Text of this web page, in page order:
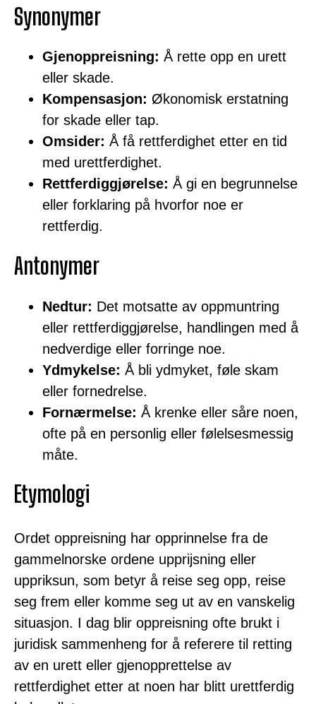
Synonymer
Gjenoppreisning: Å rette opp en urett
eller skade.
Kompensasjon: Økonomisk erstatning
for skade eller tap.
Omsider: Å få rettferdighet etter en tid
med urettferdighet.
Rettferdiggjørelse: Å gi en begrunnelse
eller forklaring på hvorfor noe er
rettferdig.
Antonymer
Nedtur: Det motsatte av oppmuntring
eller rettferdiggjørelse, handlingen med å
nedverdige eller forringe noe.
Ydmykelse: Å bli ydmyket, føle skam
eller fornedrelse.
Fornærmelse: Å krenke eller såre noen,
ofte på en personlig eller følelsesmessig
måte.
Etymologi
Ordet oppreisning har opprinnelse fra de
gammelnorske ordene upprijsning eller
uppriksun, som betyr å reise seg opp, reise
seg frem eller komme seg ut av en vanskelig
situasjon. I dag blir oppreisning ofte brukt i
juridisk sammenheng for å referere til retting
av en urett eller gjenopprettelse av
rettferdighet etter at noen har blitt urettferdig